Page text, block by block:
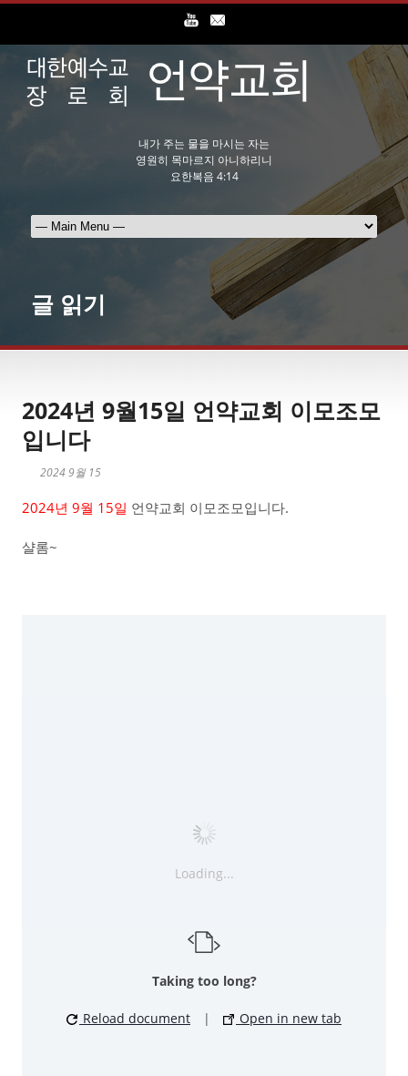
내가 주는 물을 마시는 자는
영원히 목마르지 아니하리니
요한복음 4:14
글 읽기
2024년 9월15일 언약교회 이모조모
입니다
2024 9월 15
2024년 9월 15일 언약교회 이모조모입니다.
샬롬~
Loading...
Taking too long?
Reload document | Open in new tab